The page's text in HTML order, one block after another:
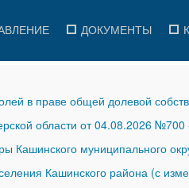
ДОКУМЕНТЫ
в праве общей долевой
области от 04.08.2026 №700
муниципального
Кашинского района (с